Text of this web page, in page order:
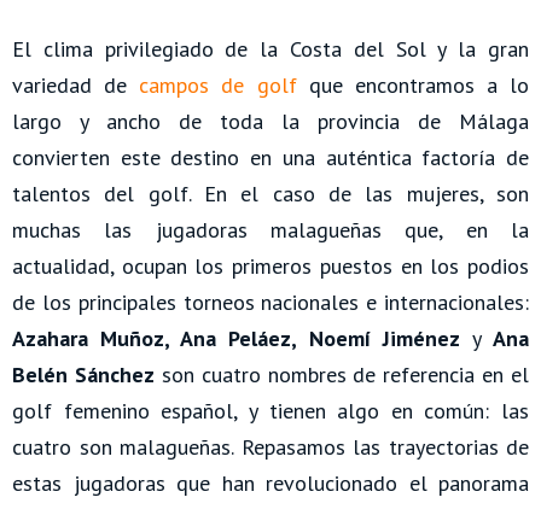
El clima privilegiado de la Costa del Sol y la gran
variedad de campos de golfque encontramos a lo
largo y ancho de toda la provincia de Málaga
convierten este destino en una auténtica factoría de
talentos del golf. En el caso de las mujeres, son
muchas las jugadoras malagueñas que, en la
actualidad, ocupan los primeros puestos en los podios
de los principales torneos nacionales e internacionales:
Azahara Muñoz, Ana Peláez, Noemí Jiménez yAna
Belén Sánchez son cuatro nombres de referencia en el
golf femenino español, y tienen algo en común: las
cuatro son malagueñas. Repasamos las trayectorias de
estas jugadoras que han revolucionado el panorama